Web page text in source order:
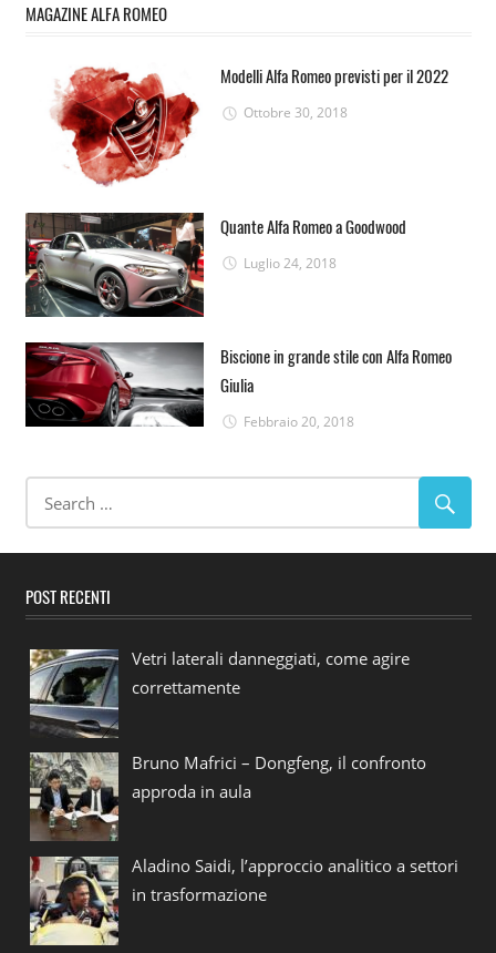
MAGAZINE ALFA ROMEO
Modelli Alfa Romeo previsti per il 2022
Ottobre 30, 2018
Quante Alfa Romeo a Goodwood
Luglio 24, 2018
Biscione in grande stile con Alfa Romeo
Giulia
Febbraio 20, 2018
POST RECENTI
Vetri laterali danneggiati, come agire
correttamente
Bruno Mafrici – Dongfeng, il confronto
approda in aula
Aladino Saidi, l’approccio analitico a settori
in trasformazione